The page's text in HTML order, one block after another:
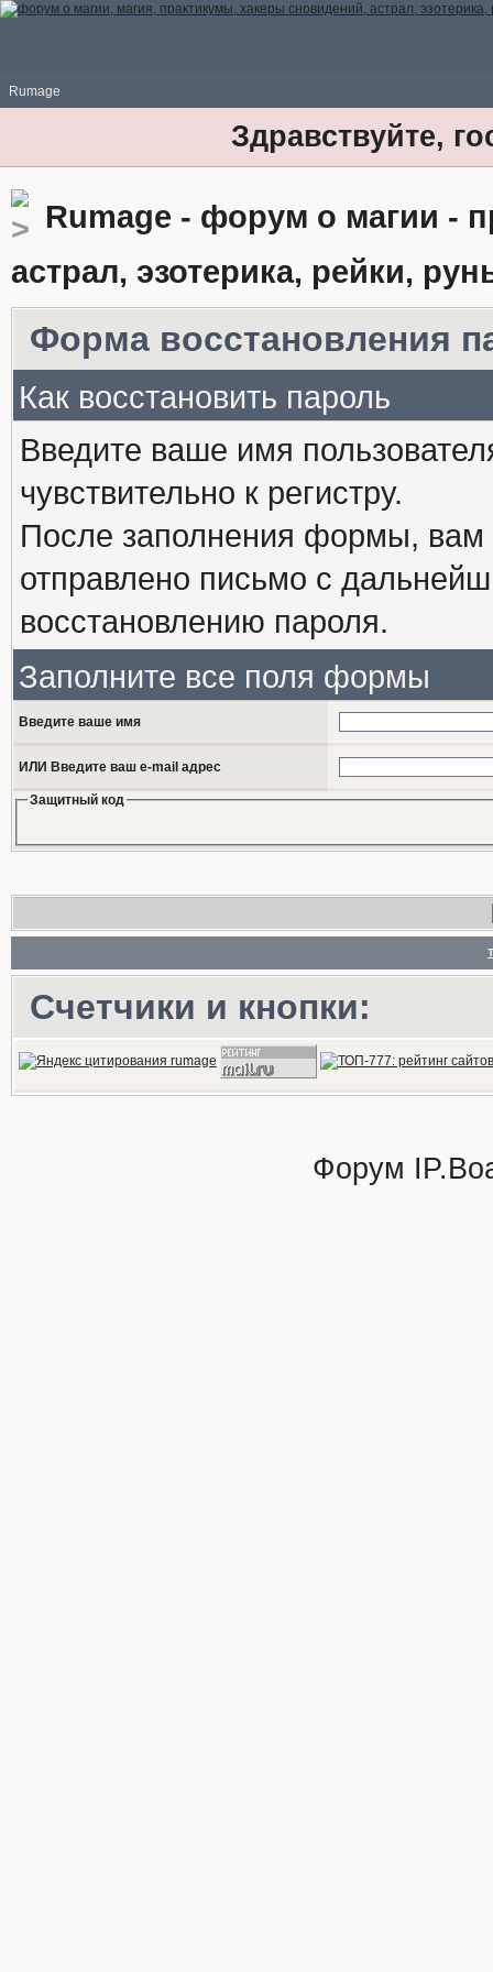
Rumage
Здравствуйте,
Rumage - форум о магии -
астрал, эзотерика, рейки,
Форма восстановления
Как восстановить пароль
Введите ваше имя
чувствительно к регистру.
После заполнения формы, вам
отправлено письмо с
восстановлению пароля.
Заполните все поля формы
Введите ваше имя
ИЛИ Введите ваш e-mail адрес
Защитный код
Счетчики и кнопки:
Форум